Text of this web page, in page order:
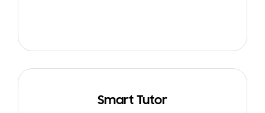
Smart Tutor